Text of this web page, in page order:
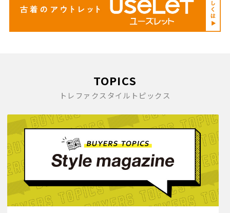
TOPICS
トレファクスタイルトピックス